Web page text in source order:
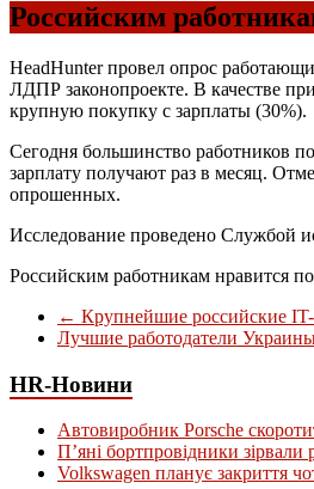
Российским
HeadHunter провел опрос
ЛДПР законопроекте. В качестве
крупную покупку с зарплаты (30%).
Сегодня большинство работников
зарплату получают раз в месяц.
опрошенных.
Исследование проведено Службой
Российским работникам нравится
← Крупнейшие российские
Лучшие работодатели
HR-Новини
Автовиробник Porsche
П’яні бортпровідники
Volkswagen планує закриття